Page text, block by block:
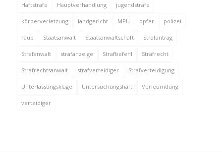
Haftstrafe Hauptverhandlung jugendstrafe
körperverletzung landgericht MPU opfer polizei
raub Staatsanwalt Staatsanwaltschaft Strafantrag
Strafanwalt strafanzeige Strafbefehl Strafrecht
Strafrechtsanwalt strafverteidiger Strafverteidigung
Unterlassungsklage Untersuchungshaft Verleumdung
verteidiger